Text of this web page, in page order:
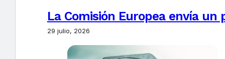
La Comisión Europea envía un
29 julio, 2026